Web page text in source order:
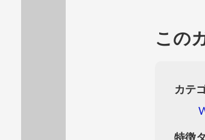
この
カテ
特徴